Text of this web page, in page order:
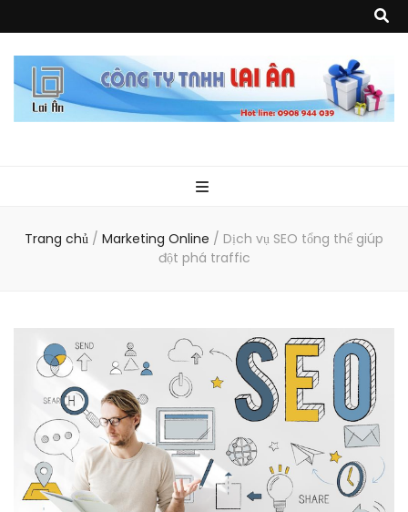
Ân
phẩm về nhựa như áo mưa, túi nhựa, handger…Đặc biệt là các sản phẩm
từ MICA, MDF, FORMAT như tủ trưng bày, quầy, kệ, Tray…
Trang chủ / Marketing Online / Dịch vụ SEO tổng thể giúp
đột phá traffic